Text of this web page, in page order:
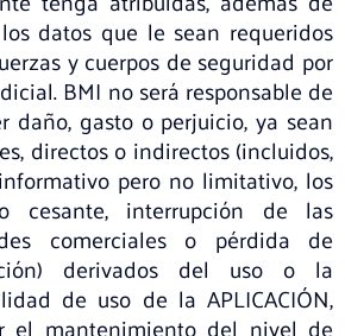
datos que le sean requeridos
y cuerpos de seguridad por
BMI no será responsable de
daño, gasto o perjuicio, ya sean
directos o indirectos (incluidos,
pero no limitativo, los
cesante, interrupción de las
comerciales o pérdida de
derivados del uso o la
de uso de la APLICACIÓN,
el mantenimiento del nivel de